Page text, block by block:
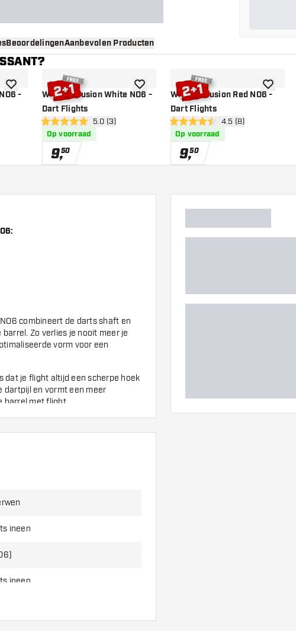
BeoordelingenAanbevolen Producten
-
drawer
toevoegen aan verlanglijst
Winmau Fusion White NO6 -
Dart Flights
open reviews drawer
5 score sterren5.0 (3)
Op voorraad
9,50
toevoegen aan verlanglijst
Winmau Fusion Red NO6 -
Dart Flights
open reviews drawer
4.5 score sterren4.5 (8)
Op voorraad
9,50
combineert de darts shaft en
Zo verlies je nooit meer je
vorm voor een
dat je flight altijd een scherpe hoek
dartpijl en vormt een meer
barrel met flight.
schroeven.
ineen
ineen